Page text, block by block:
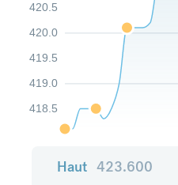
418.5
419.0
419.5
420.0
420.5
Haut 423.600